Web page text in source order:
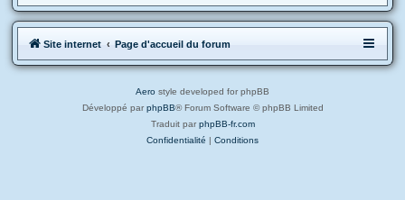
Site internet Page d'accueil du forum
Aero style developed for phpBB
Développé par phpBB® Forum Software © phpBB Limited
Traduit par phpBB-fr.com
Confidentialité | Conditions